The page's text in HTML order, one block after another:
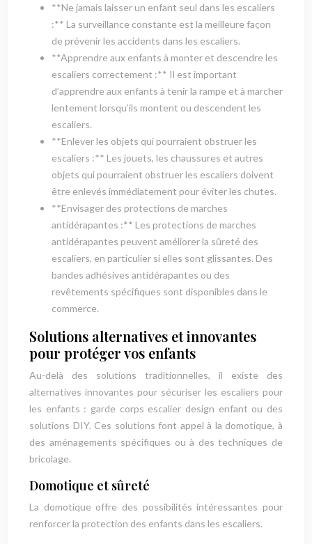
**Ne jamais laisser un enfant seul dans les escaliers
:** La surveillance constante est la meilleure façon
de prévenir les accidents dans les escaliers.
**Apprendre aux enfants à monter et descendre les
escaliers correctement :** Il est important
d’apprendre aux enfants à tenir la rampe et à marcher
lentement lorsqu’ils montent ou descendent les
escaliers.
**Enlever les objets qui pourraient obstruer les
escaliers :** Les jouets, les chaussures et autres
objets qui pourraient obstruer les escaliers doivent
être enlevés immédiatement pour éviter les chutes.
**Envisager des protections de marches
antidérapantes :** Les protections de marches
antidérapantes peuvent améliorer la sûreté des
escaliers, en particulier si elles sont glissantes. Des
bandes adhésives antidérapantes ou des
revêtements spécifiques sont disponibles dans le
commerce.
Solutions alternatives et innovantes
pour protéger vos enfants
Au-delà des solutions traditionnelles, il existe des
alternatives innovantes pour sécuriser les escaliers pour
les enfants : garde corps escalier design enfant ou des
solutions DIY. Ces solutions font appel à la domotique, à
des aménagements spécifiques ou à des techniques de
bricolage.
Domotique et sûreté
La domotique offre des possibilités intéressantes pour
renforcer la protection des enfants dans les escaliers.